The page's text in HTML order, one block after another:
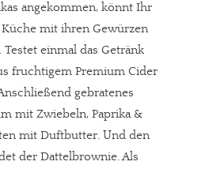
angekommen, könnt Ihr
mit ihren Gewürzen
einmal das Getränk
fruchtigem Premium Cider
gebratenes
mit Zwiebeln, Paprika &
mit Duftbutter. Und den
der Dattelbrownie. Als